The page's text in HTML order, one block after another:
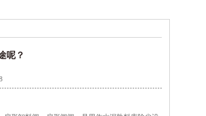
呢？